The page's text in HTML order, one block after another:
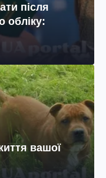
після
обліку:
вашої